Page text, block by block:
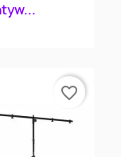
favorite_border